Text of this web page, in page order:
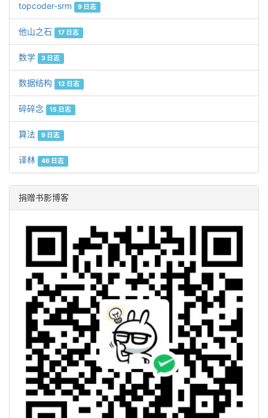
topcoder-srm 9 日志
他山之石 17 日志
数学 3 日志
数据结构 12 日志
碎碎念 15 日志
算法 9 日志
译林 46 日志
捐赠书影博客